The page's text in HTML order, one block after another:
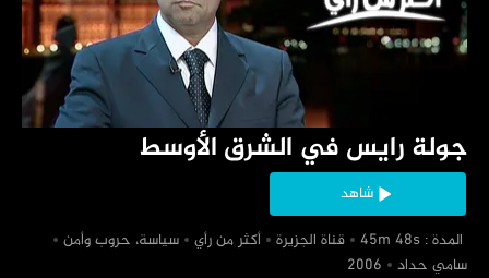
‏جولة رايس في الشرق الأوسط
شاهد
‏ المدة : 45m 48s
‏قناة الجزيرة ‏أكثر من رأي
‏سياسة، حروب وأمن
‏سامي حداد